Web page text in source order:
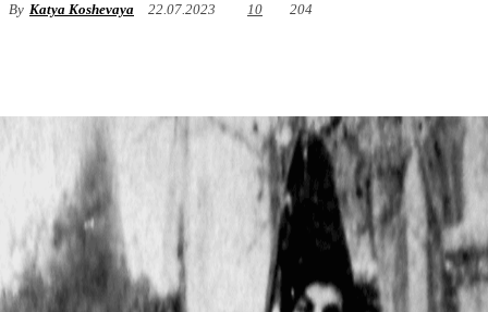
By Katya Koshevaya 22.07.2023 10 204